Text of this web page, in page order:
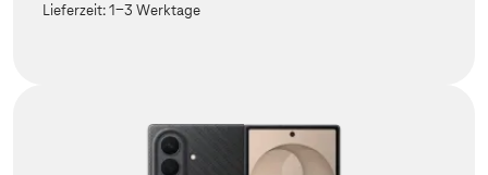
Lieferzeit:1-3 Werktage